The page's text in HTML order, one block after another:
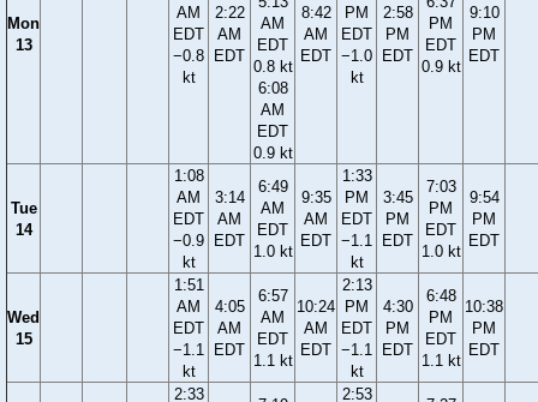
Mon
13
AM
EDT
−0.8
kt
2:22
AM
EDT
AM
EDT
0.8 kt
6:08
AM
EDT
0.9 kt
8:42
AM
EDT
PM
EDT
−1.0
kt
2:58
PM
EDT
PM
EDT
0.9 kt
9:10
PM
EDT
Tue
14
1:08
AM
EDT
−0.9
kt
3:14
AM
EDT
6:49
AM
EDT
1.0 kt
9:35
AM
EDT
1:33
PM
EDT
−1.1
kt
3:45
PM
EDT
7:03
PM
EDT
1.0 kt
9:54
PM
EDT
Wed
15
1:51
AM
EDT
−1.1
kt
4:05
AM
EDT
6:57
AM
EDT
1.1 kt
10:24
AM
EDT
2:13
PM
EDT
−1.1
kt
4:30
PM
EDT
6:48
PM
EDT
1.1 kt
10:38
PM
EDT
2:33
2:53